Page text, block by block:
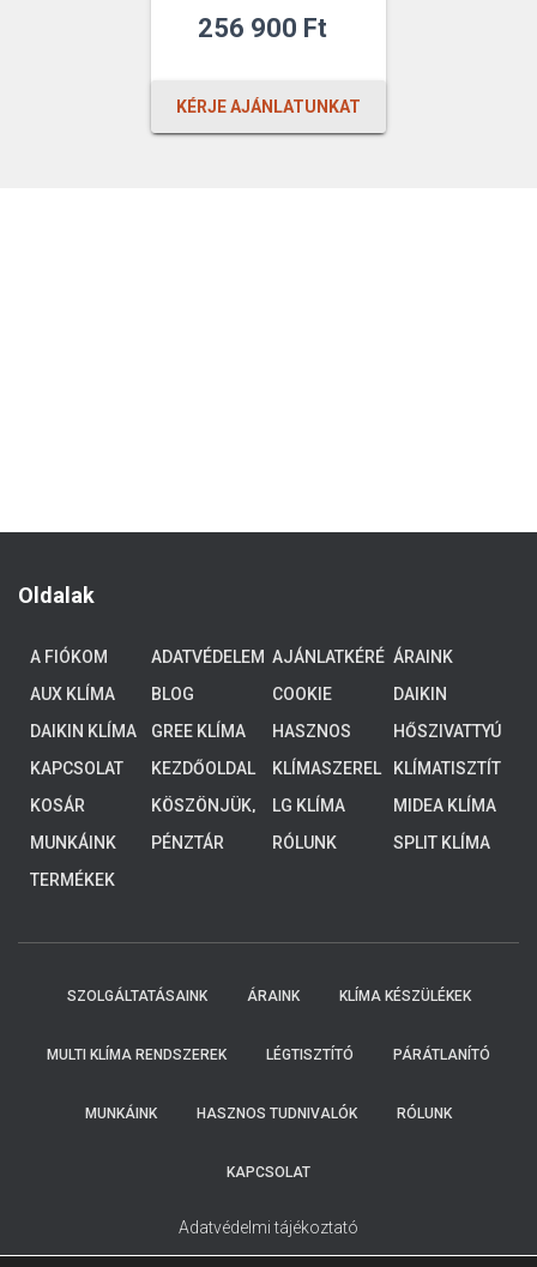
256 900 Ft
KÉRJE AJÁNLATUNKAT
Oldalak
A FIÓKOM ADATVÉDELEM AJÁNLATKÉRÉ ÁRAINK
AUX KLÍMA
BLOG
COOKIE
DAIKIN
ALACSONY
HŐMÉRSÉKLE
RENDSZEREK,
DAIKIN KLÍMA GREE KLÍMA
HASZNOS
TUDNIVALÓK
HŐSZIVATTYÚ
KAPCSOLAT KEZDŐOLDAL
KLÍMASZEREL
KLÍMATISZTÍT
KOSÁR
KÖSZÖNJÜK,
HOGY
ELKÜLDTE
FELKERESIK
LG KLÍMA
MIDEA KLÍMA
MUNKÁINK
PÉNZTÁR RÓLUNK
SPLIT KLÍMA
TERMÉKEK
SZOLGÁLTATÁSAINK ÁRAINK KLÍMA KÉSZÜLÉKEK
MULTI KLÍMA RENDSZEREK LÉGTISZTÍTÓ PÁRÁTLANÍTÓ
MUNKÁINK HASZNOS TUDNIVALÓK RÓLUNK
KAPCSOLAT
Adatvédelmi tájékoztató